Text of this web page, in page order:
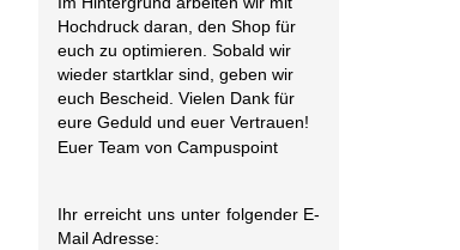
Hochdruck daran, den Shop für
euch zu optimieren. Sobald wir
wieder startklar sind, geben wir
euch Bescheid. Vielen Dank für
eure Geduld und euer Vertrauen!
Euer Team von Campuspoint
Ihr erreicht uns unter folgender E-
Mail Adresse: